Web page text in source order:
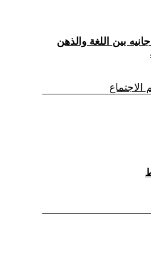
بين اللغة والذهن